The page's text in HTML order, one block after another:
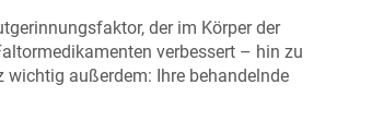
der im Körper der
verbessert – hin zu
wichtig außerdem: Ihre behandelnde